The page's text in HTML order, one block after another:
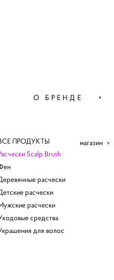
О БРЕНДЕ •
О БРЕНДЕ •
ПРОДУКТЫ
Scalp Brush
расчески
расчески
расчески
средства
для волос
магазин >